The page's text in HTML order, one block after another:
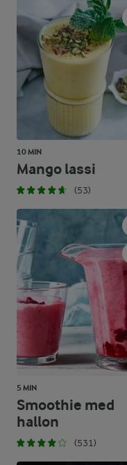
10 MIN
Mango lassi
(53)
5 MIN
Smoothie med
hallon
(531)